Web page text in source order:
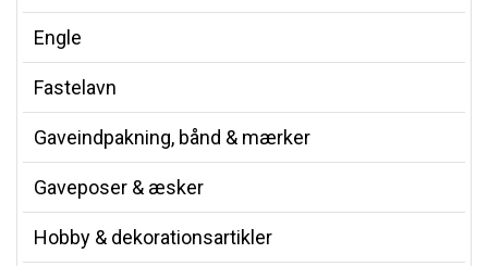
Engle
Fastelavn
Gaveindpakning, bånd & mærker
Gaveposer & æsker
Hobby & dekorationsartikler